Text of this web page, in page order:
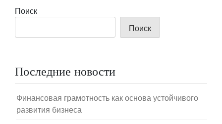
Поиск
Поиск
Последние новости
Финансовая грамотность как основа устойчивого
развития бизнеса